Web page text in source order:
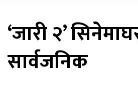
‘जारी २’
सार्वजनिक